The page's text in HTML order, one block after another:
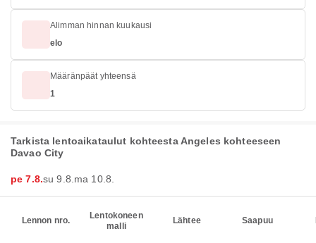
Alimman hinnan kuukausi
elo
Määränpäät yhteensä
1
Tarkista lentoaikataulut kohteesta Angeles kohteeseen
Davao City
pe 7.8.su 9.8. ma 10.8.
Lennon nro.
Lentokoneen
malli
Lähtee Saapuu